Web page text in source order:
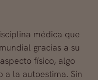
médica que
gracias a su
físico, algo
a la autoestima. Sin